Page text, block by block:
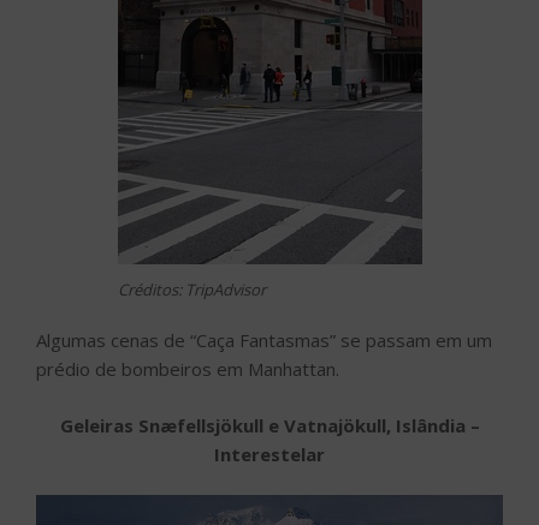
Créditos: TripAdvisor
Algumas cenas de “Caça Fantasmas” se passam em um
prédio de bombeiros em Manhattan.
Geleiras Snæfellsjökull e Vatnajökull, Islândia –
Interestelar